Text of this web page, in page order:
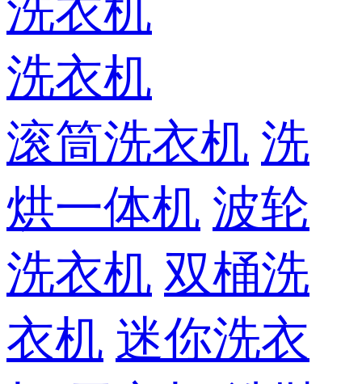
洗衣机
洗衣机
滚筒洗衣机 洗
烘一体机 波轮
洗衣机 双桶洗
衣机 迷你洗衣